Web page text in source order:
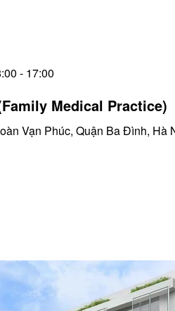
- 17:00
Medical Practice)
Vạn Phúc, Quận Ba Đình, Hà